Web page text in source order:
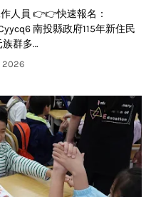
人員 👉👉快速報名：
南投縣政府115年新住民
群多…
2026